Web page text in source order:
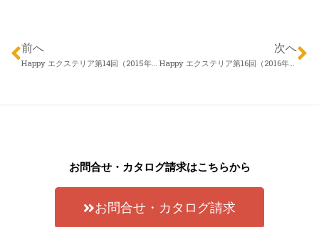
前へ
Happy エクステリア第14回（2015年12月31日）信濃ハウジング フィールドプラン 小井戸たかひろさん「人工芝」
次へ
Happy エクステリア第16回（2016年01月14日）株式会社 アロウズガーデンデザイン 伊藤謙吾さん 「もっともっとお庭を楽しもう！」
お問合せ・カタログ請求はこちらから
お問合せ・カタログ請求